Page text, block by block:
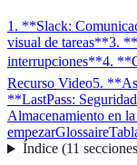
1. **Slack:
visual de tareas**3.
interrupciones**4.
Recurso Video5.
**LastPass:
Almacenamiento en
empezarGlossaire
Índice(11 secciones